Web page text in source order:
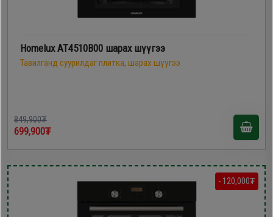
Homelux AT4510B00 шарах шүүгээ
Тавилганд суурилдаг плитка, шарах шүүгээ
849,900₮
699,900₮
- 120,000₮